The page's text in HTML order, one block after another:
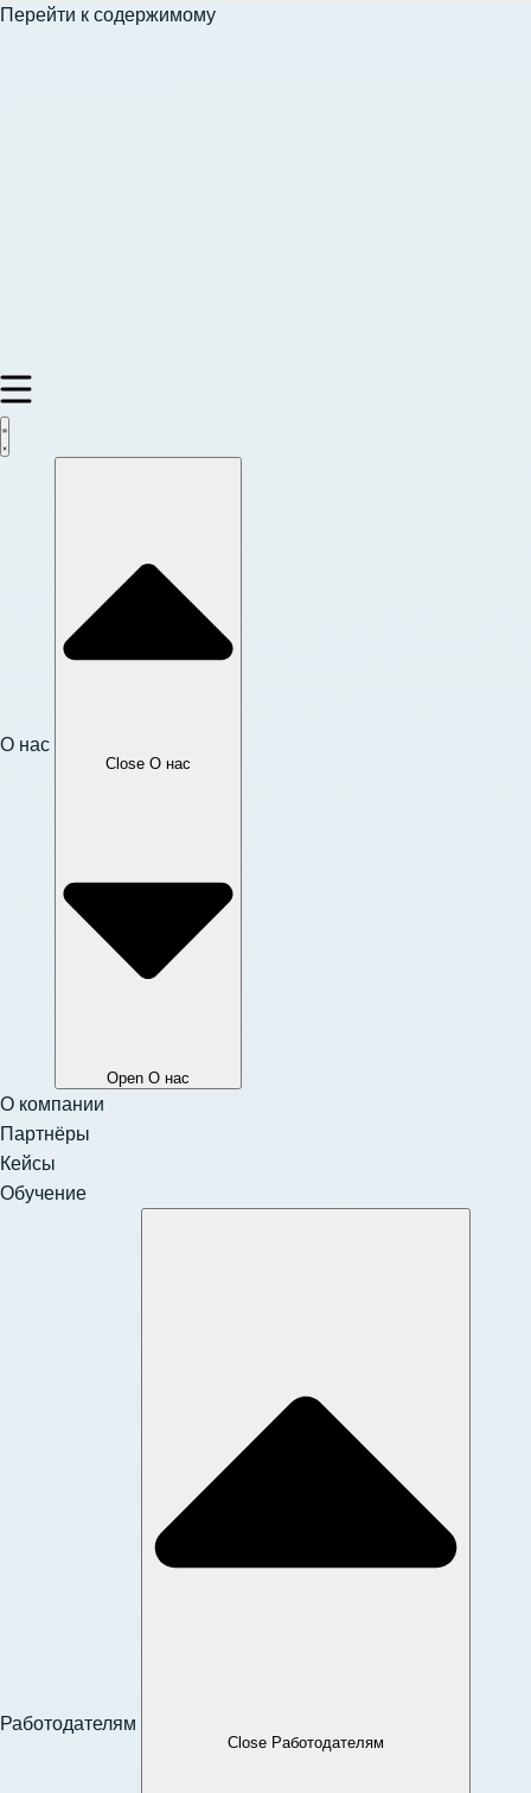
Перейти к содержимому
О нас
Close О нас
Open О нас
О компании
Партнёры
Кейсы
Обучение
Работодателям
Close Работодателям